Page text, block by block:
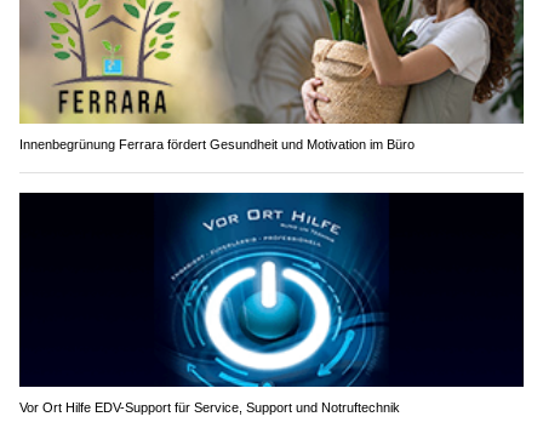
Innenbegrünung Ferrara fördert Gesundheit und Motivation im Büro
Vor Ort Hilfe EDV-Support für Service, Support und Notruftechnik